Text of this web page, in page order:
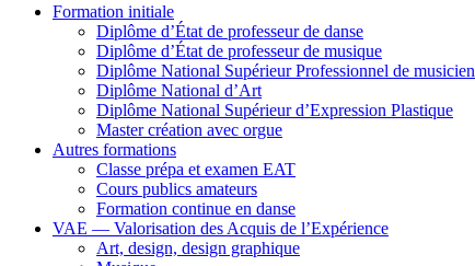
Formation initiale
Diplôme d’État de professeur de danse
Diplôme d’État de professeur de musique
Diplôme National Supérieur Professionnel de musicien
Diplôme National d’Art
Diplôme National Supérieur d’Expression Plastique
Master création avec orgue
Autres formations
Classe prépa et examen EAT
Cours publics amateurs
Formation continue en danse
VAE — Valorisation des Acquis de l’Expérience
Art, design, design graphique